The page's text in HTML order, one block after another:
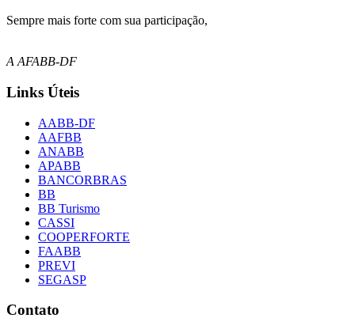
Sempre mais forte com sua participação,
A AFABB-DF
Links Úteis
AABB-DF
AAFBB
ANABB
APABB
BANCORBRAS
BB
BB Turismo
CASSI
COOPERFORTE
FAABB
PREVI
SEGASP
Contato